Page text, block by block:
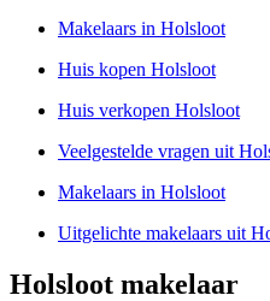
Makelaars in Holsloot
Huis kopen Holsloot
Huis verkopen Holsloot
Veelgestelde vragen uit
Makelaars in Holsloot
Uitgelichte makelaars uit
Holsloot makelaar